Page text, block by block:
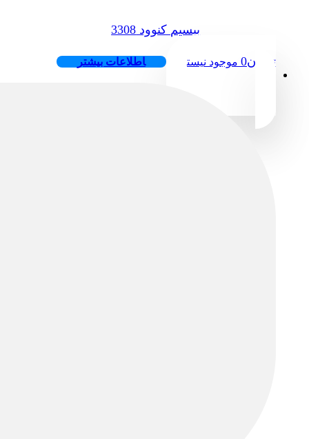
بیسیم کنوود 3308
تومان0 موجود نیست اطلاعات بیشتر